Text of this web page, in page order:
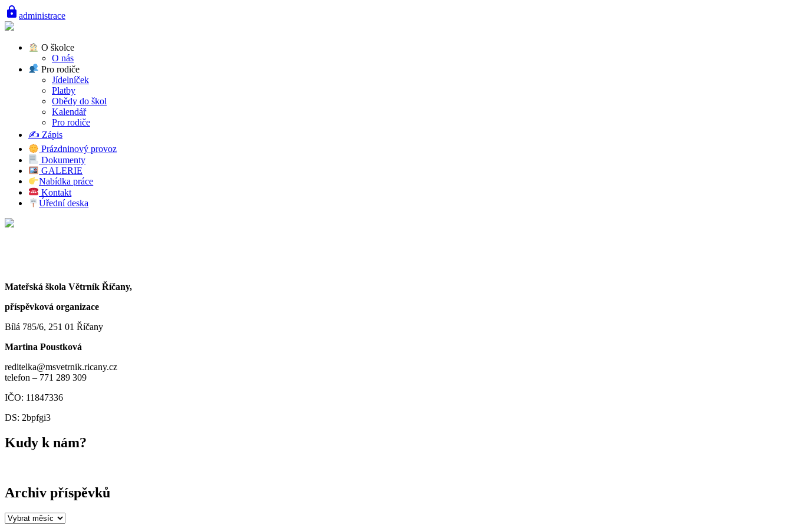
lock administrace
O školce
O nás
Pro rodiče
Jídelníček
Platby
Obědy do škol
Kalendář
Pro rodiče
✍️ Zápis
Prázdninový provoz
Dokumenty
GALERIE
Nabídka práce
Kontakt
Úřední deska
Mateřská škola Větrník Říčany,
příspěvková organizace
Bílá 785/6, 251 01 Říčany
Martina Poustková
reditelka@msvetrnik.ricany.cz
telefon – 771 289 309
IČO: 11847336
DS: 2bpfgi3
Kudy k nám?
Archiv příspěvků
Archiv